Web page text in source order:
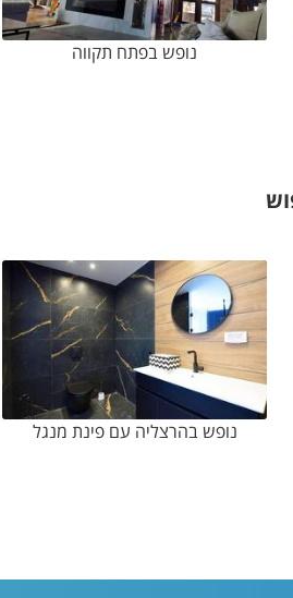
נופש בפתח תקווה
נופש בהרצליה עם פינת מנגל